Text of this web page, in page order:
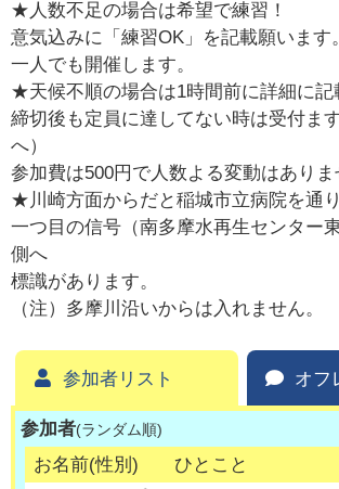
★人数不足の場合は希望で練習！
意気込みに「練習OK」を記載願います。
一人でも開催します。
★天候不順の場合は1時間前に詳細に記
締切後も定員に達してない時は受付ま
へ）
参加費は500円で人数よる変動はありま
★川崎方面からだと稲城市立病院を通
一つ目の信号（南多摩水再生センター
側へ
標識があります。
（注）多摩川沿いからは入れません。
参加者リスト オフ
参加者(ランダム順)
お名前(性別)
ひとこと